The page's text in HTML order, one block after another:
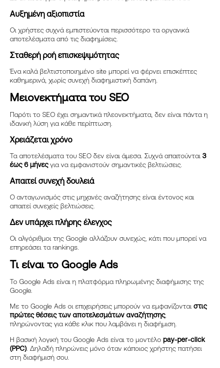
Αυξημένη αξιοπιστία
Οι χρήστες συχνά εμπιστεύονται περισσότερο τα οργανικά
αποτελέσματα από τις διαφημίσεις.
Σταθερή ροή επισκεψιμότητας
Ένα καλά βελτιστοποιημένο site μπορεί να φέρνει επισκέπτες
καθημερινά, χωρίς συνεχή διαφημιστική δαπάνη.
Μειονεκτήματα του SEO
Παρότι το SEO έχει σημαντικά πλεονεκτήματα, δεν είναι πάντα η
ιδανική λύση για κάθε περίπτωση.
Χρειάζεται χρόνο
Τα αποτελέσματα του SEO δεν είναι άμεσα. Συχνά απαιτούνται 3
έως 6 μήνεςγια να εμφανιστούν σημαντικές βελτιώσεις.
Απαιτεί συνεχή δουλειά
Ο ανταγωνισμός στις μηχανές αναζήτησης είναι έντονος και
απαιτεί συνεχείς βελτιώσεις.
Δεν υπάρχει πλήρης έλεγχος
Οι αλγόριθμοι της Google αλλάζουν συνεχώς, κάτι που μπορεί να
επηρεάσει τα rankings.
Τι είναι το Google Ads
Το Google Ads είναι η πλατφόρμα πληρωμένης διαφήμισης της
Google.
Με το Google Ads οι επιχειρήσεις μπορούν να εμφανίζονται στις
πρώτες θέσεις των αποτελεσμάτων αναζήτησης,
πληρώνοντας για κάθε κλικ που λαμβάνει η διαφήμιση.
Η βασική λογική του Google Ads είναι το μοντέλο pay-per-click
(PPC) . Δηλαδή πληρώνεις μόνο όταν κάποιος χρήστης πατήσει
στη διαφήμισή σου.